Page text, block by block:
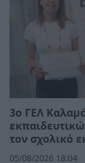
3ο ΓΕΛ
τον σχολικό
05/08/2026 18:04